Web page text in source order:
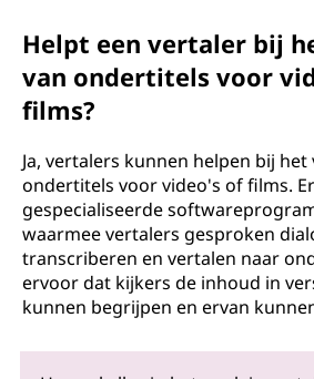
Helpt een vertaler bij
van ondertitels voor
films?
Ja, vertalers kunnen helpen bij het
ondertitels voor video's of films.
gespecialiseerde
waarmee vertalers gesproken
transcriberen en vertalen naar
ervoor dat kijkers de inhoud in
kunnen begrijpen en ervan